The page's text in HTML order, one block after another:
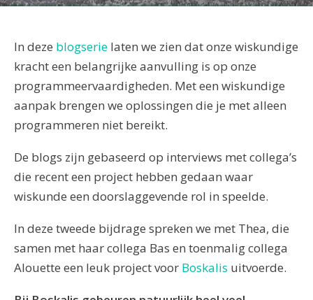
In deze blogserie laten we zien dat onze wiskundige
kracht een belangrijke aanvulling is op onze
programmeervaardigheden. Met een wiskundige
aanpak brengen we oplossingen die je met alleen
programmeren niet bereikt.
De blogs zijn gebaseerd op interviews met collega’s
die recent een project hebben gedaan waar
wiskunde een doorslaggevende rol in speelde.
In deze tweede bijdrage spreken we met Thea, die
samen met haar collega Bas en toenmalig collega
Alouette een leuk project voor Boskalis uitvoerde.